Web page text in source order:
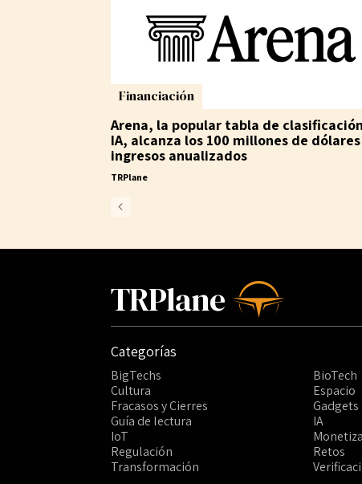
Financiación
Arena, la popular tabla de
IA, alcanza los 100 millones de
ingresos anualizados
TRPlane
TRPlane
Categorías
BigTechs BioTech
Cultura
Espacio
Fracasos y Cierres
Gadgets
Guía de lectura
IA
IoT
Regulación
Retos
Transformación